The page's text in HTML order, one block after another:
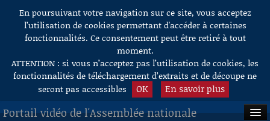
Aller au contenu
En poursuivant votre navigation sur ce site, vous acceptez
l’utilisation de cookies permettant d'accéder à certaines
fonctionnalités. Ce consentement peut être retiré à tout
moment.
ATTENTION : si vous n’acceptez pas l’utilisation de cookies, les
fonctionnalités de téléchargement d’extraits et de découpe ne
seront pas accessibles
OK En savoir plus
Portail vidéo de l'Assemblée nationale